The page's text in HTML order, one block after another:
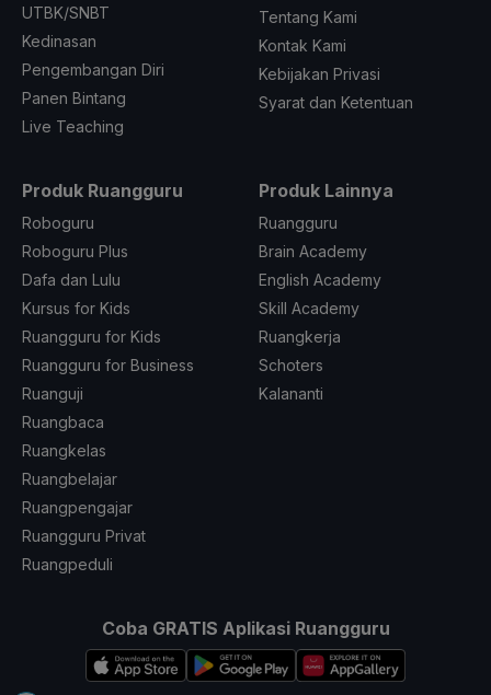
UTBK/SNBT
Kedinasan
Pengembangan Diri
Panen Bintang
Live Teaching
Tentang Kami
Kontak Kami
Kebijakan Privasi
Syarat dan Ketentuan
Produk Ruangguru
Roboguru
Roboguru Plus
Dafa dan Lulu
Kursus for Kids
Ruangguru for Kids
Ruangguru for Business
Ruanguji
Ruangbaca
Ruangkelas
Ruangbelajar
Ruangpengajar
Ruangguru Privat
Ruangpeduli
Produk Lainnya
Ruangguru
Brain Academy
English Academy
Skill Academy
Ruangkerja
Schoters
Kalananti
Coba GRATIS Aplikasi Ruangguru